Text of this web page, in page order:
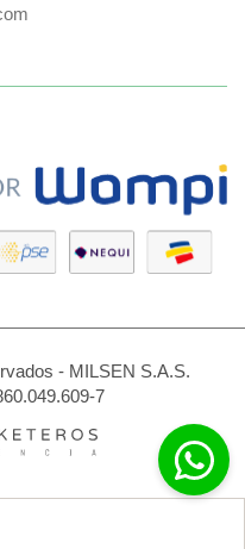
- MILSEN S.A.S.
7